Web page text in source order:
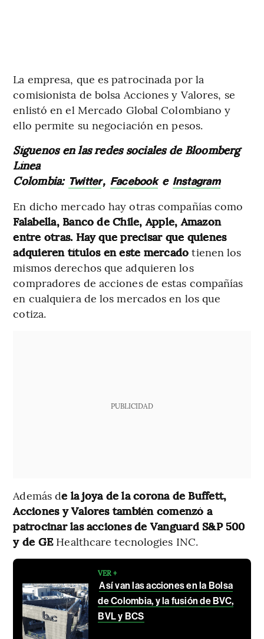
La empresa, que es patrocinada por la
comisionista de bolsa Acciones y Valores, se
enlistó en el Mercado Global Colombiano y
ello permite su negociación en pesos.
Síguenos en las redes sociales de Bloomberg
Línea
Colombia: Twitter, Facebooke Instagram
En dicho mercado hay otras compañías como
Falabella, Banco de Chile, Apple, Amazon
entre otras. Hay que precisar que quienes
adquieren títulos en este mercado tienen los
mismos derechos que adquieren los
compradores de acciones de estas compañías
en cualquiera de los mercados en los que
cotiza.
PUBLICIDAD
Además de la joya de la corona de Buffett,
Acciones y Valores también comenzó a
patrocinar las acciones de Vanguard S&P 500
y de GE Healthcare tecnologies INC.
VER +
Así van las acciones en la Bolsa
de Colombia, y la fusión de BVC,
BVL y BCS